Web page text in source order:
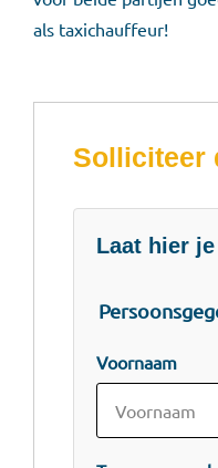
als taxichauffeur!
Solliciteer
Laat hier
Voornaam